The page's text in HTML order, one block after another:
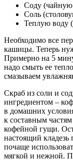
Соду
Соль
Теплую воду
Необходимо все
кашицы. Теперь
Примерно на 5
надо смыть ее
смазываем
Скраб из соли и
ингредиентом –
в домашних
к составным
кофейной гущи.
настоящий
почаще
мягкой и нежной.